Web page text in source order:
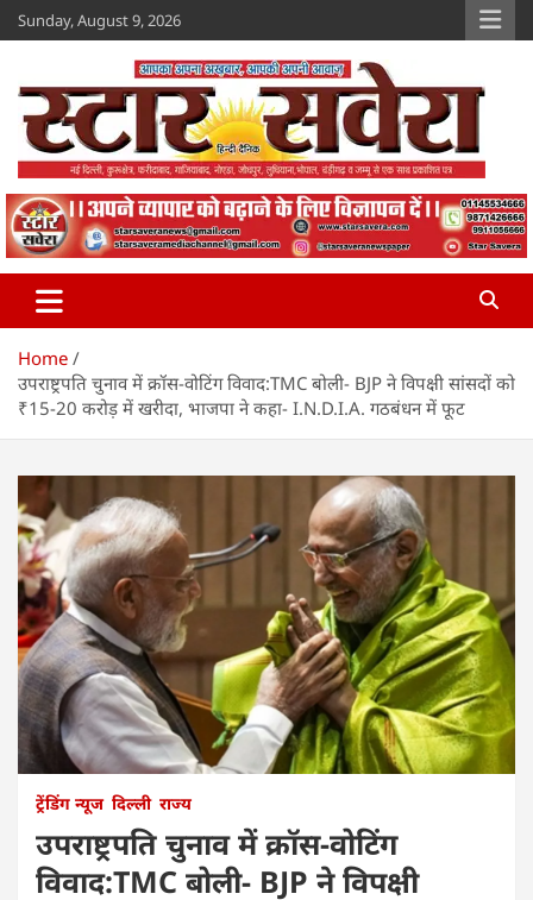
Skip
to
Sunday, August 9, 2026
Star Savera
www.starsavera.com
Home
उपराष्ट्रपति चुनाव में क्रॉस-वोटिंग विवाद:TMC बोली- BJP ने विपक्षी सांसदों को
₹15-20 करोड़ में खरीदा, भाजपा ने कहा- I.N.D.I.A. गठबंधन में फूट
ट्रेंडिंग न्यूज दिल्ली राज्य
उपराष्ट्रपति चुनाव में क्रॉस-वोटिंग
विवाद:TMC बोली- BJP ने विपक्षी